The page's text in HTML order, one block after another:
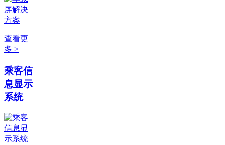
查看更
多 >
乘客信
息显示
系统